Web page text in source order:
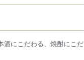
酒にこだわる、焼酎にこだ